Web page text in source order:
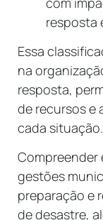
resposta
Essa
na
resposta,
de recursos e
cada situação.
Compreender
gestões
preparação e
de desastre,